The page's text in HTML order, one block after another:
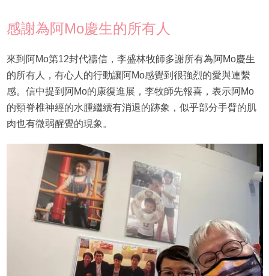
感謝為阿Mo慶生的所有人
來到阿Mo第12封代禱信，李盛林牧師多謝所有為阿Mo慶生
的所有人，有心人的行動讓阿Mo感覺到很強烈的愛與連繫
感。信中提到阿Mo的康復進展，李牧師先報喜，表示阿Mo
的頸脊椎神經的水腫繼續有消退的跡象，似乎部分手臂的肌
肉也有微弱醒覺的現象。